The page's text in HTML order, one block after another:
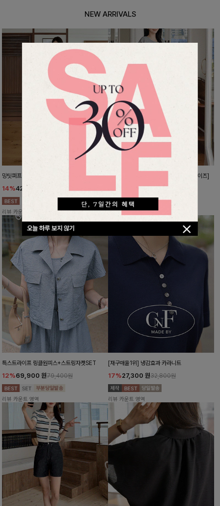
오늘 하루 보지 않기
NEW ARRIVALS
밍팃퍼프 타이블라우스
14%42,900
리뷰 카운트 영역
숏중롱골라입을 인생슬랙스[S,M,L,XL사이즈]
32,900원
리뷰 카운트 영역
특스트라이프 링클원피스+스트링자켓SET
12%69,900 원79,400원
리뷰 카운트 영역
[재구매율1위] 냉감효과 카라니트
17%27,300 원32,800원
리뷰 카운트 영역